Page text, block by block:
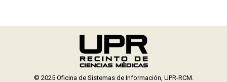
© 2025 Oficina de Sistemas de Información, UPR-RCM.